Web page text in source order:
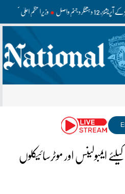
دہشتگرد جہنم واصل وزیراعظم اعلیٰ
ایمبولینس اور موٹرسائیکلوں